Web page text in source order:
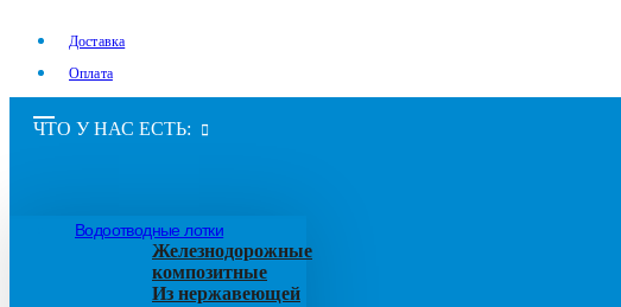
Доставка
Оплата
ЧТО У НАС ЕСТЬ:
Водоотводные лотки
Железнодорожные
композитные
Из нержавеющей